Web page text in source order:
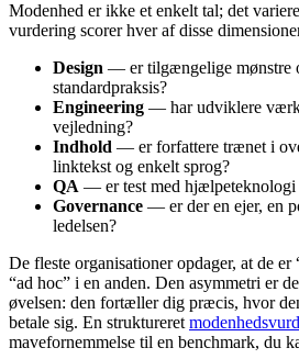
Modenhed er ikke et enkelt tal; det
vurdering scorer hver af disse
Design — er tilgængelige mønstre
standardpraksis?
Engineering — har udviklere
vejledning?
Indhold — er forfattere trænet i
linktekst og enkelt sprog?
QA — er test med hjælpeteknologi
Governance — er der en ejer, en
ledelsen?
De fleste organisationer opdager, at de
“ad hoc” i en anden. Den asymmetri er
øvelsen: den fortæller dig præcis, hvor
betale sig. En struktureret
mavefornemmelse til en benchmark, du